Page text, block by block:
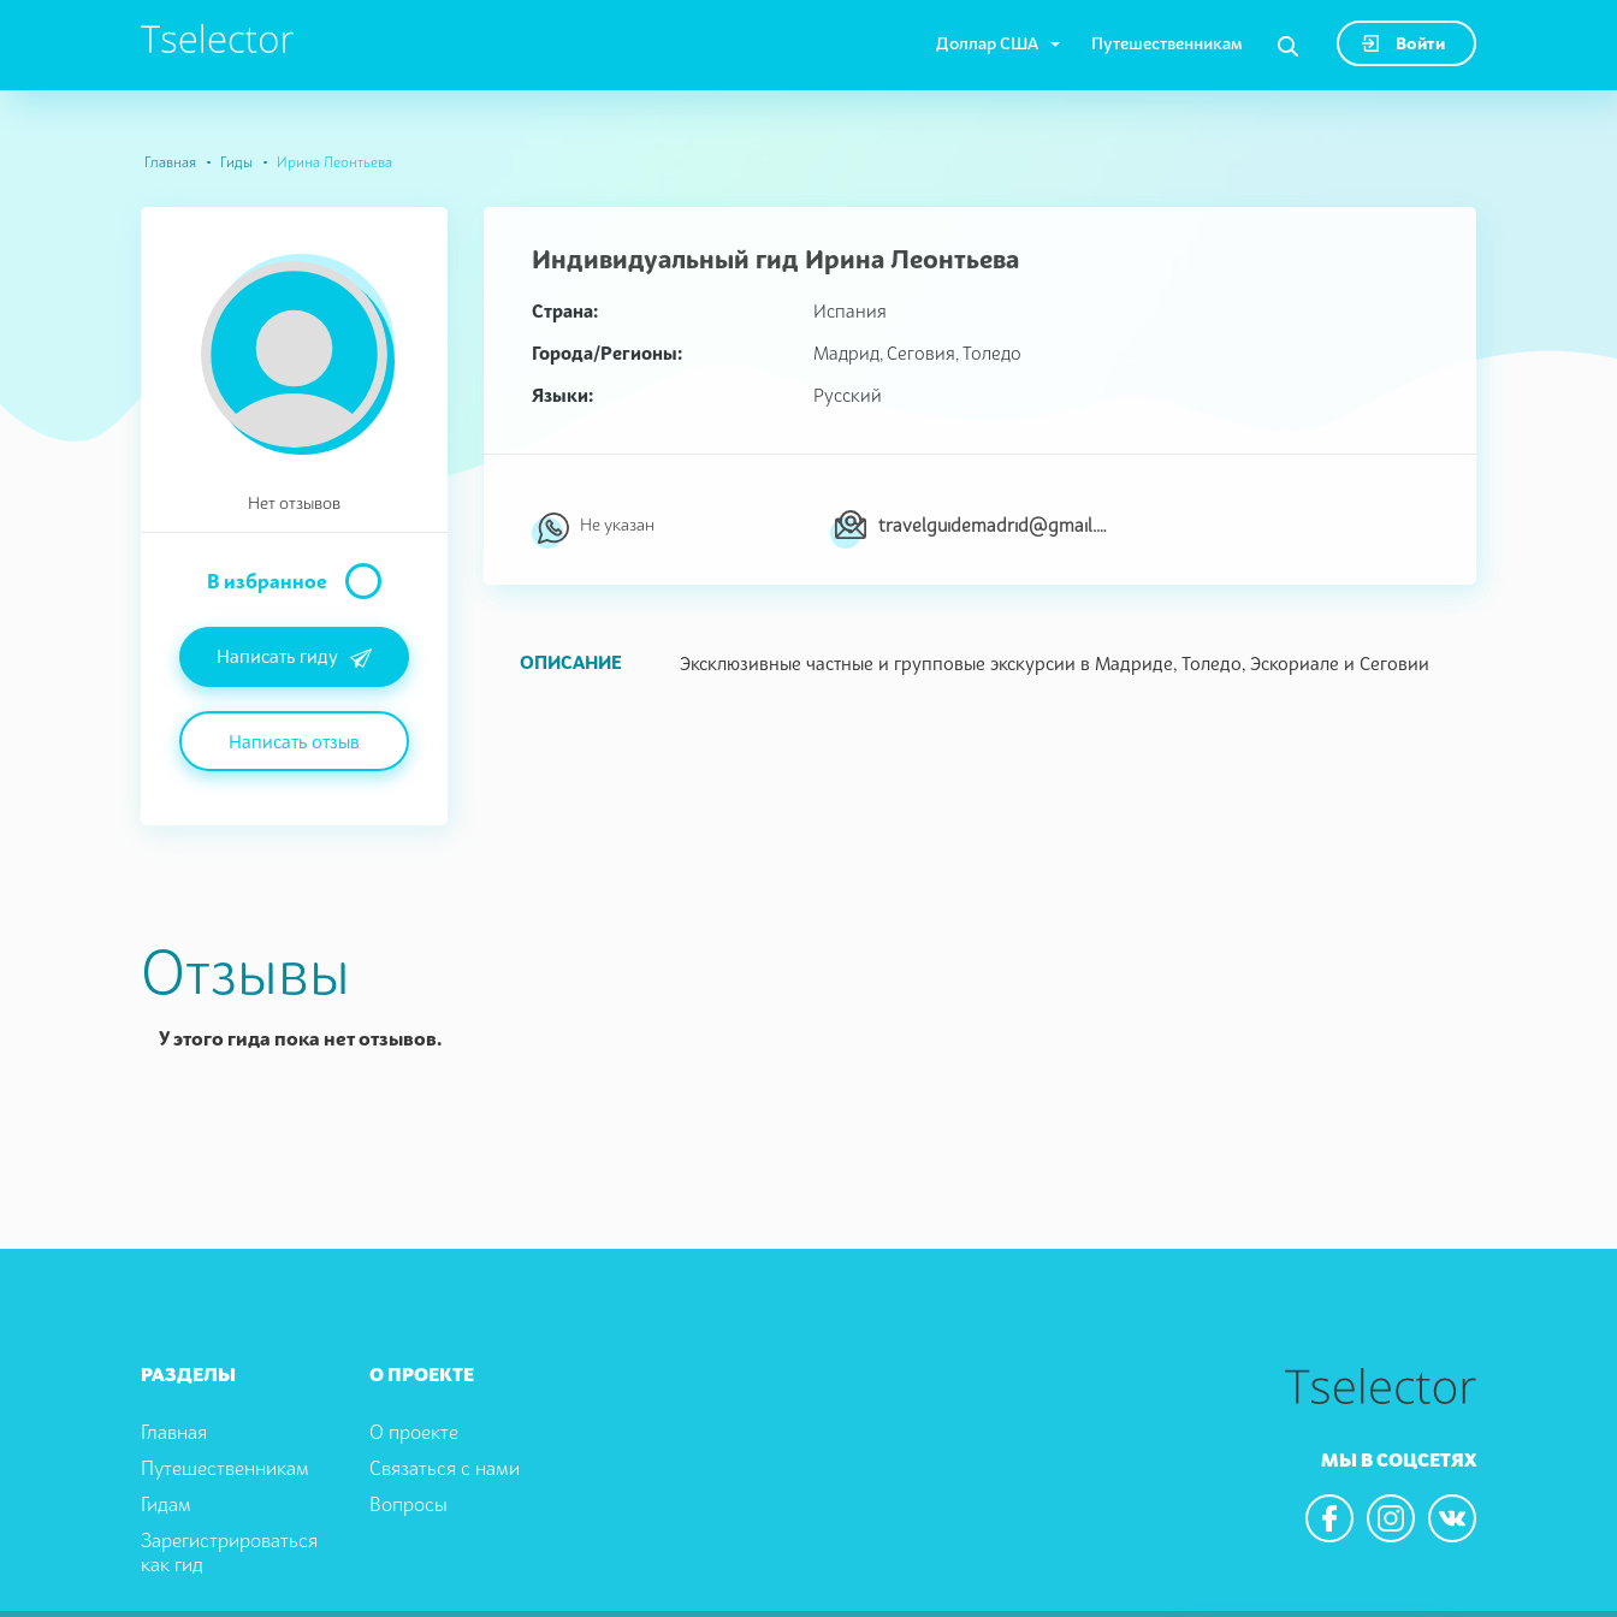
Доллар США Путешественникам Войти
Главная Гиды Ирина Леонтьева
Нет отзывов
В избранное
Написать гиду
Написать отзыв
Индивидуальный гид Ирина Леонтьева
Страна:
Испания
Города/Регионы:
Мадрид, Сеговия, Толедо
Языки:
Русский
Не указан
ОПИСАНИЕ Эксклюзивные частные и групповые экскурсии в Мадриде, Толедо, Эскориале и Сеговии
Отзывы
У этого гида пока нет отзывов.
РАЗДЕЛЫ
Главная
Путешественникам
Гидам
Зарегистрироваться
как гид
О ПРОЕКТЕ
О проекте
Связаться с нами
Вопросы
МЫ В СОЦСЕТЯХ